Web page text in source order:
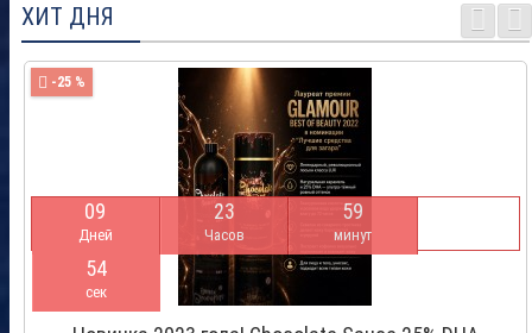
ХИТ ДНЯ
-25 %
09
Дней
23
Часов
59
минут
53
сек